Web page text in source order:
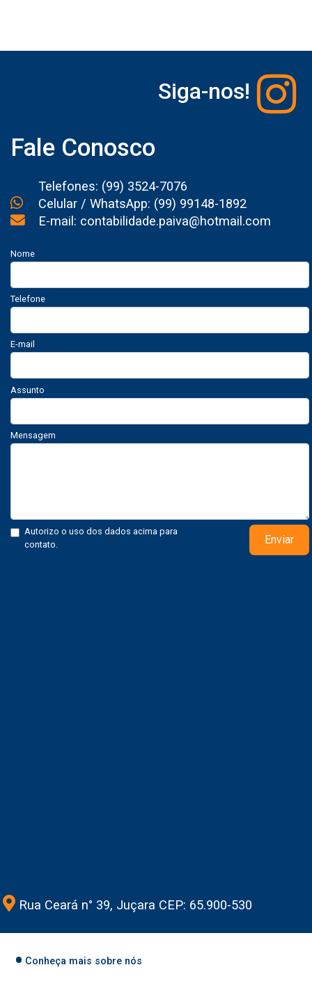
Siga-nos!
Fale Conosco
Telefones: (99) 3524-7076
Celular / WhatsApp: (99) 99148-1892
E-mail: contabilidade.paiva@hotmail.com
Nome
Telefone
E-mail
Assunto
Mensagem
Autorizo o uso dos dados acima para
contato.
Enviar
Rua Ceará n° 39, Juçara CEP: 65.900-530
Conheça mais sobre nós